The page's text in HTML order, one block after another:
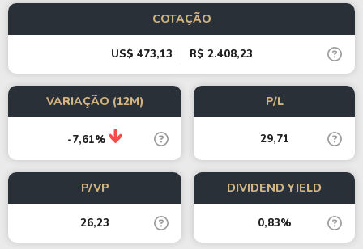
COTAÇÃO
US$ 473,13 R$ 2.408,23
VARIAÇÃO (12M)
-7,61%
P/L
29,71
P/VP
26,23
DIVIDEND YIELD
0,83%